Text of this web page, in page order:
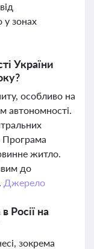
у зонах
України
особливо на
автономності.
Програма
житло.
до
Джерело
Росії на
зокрема